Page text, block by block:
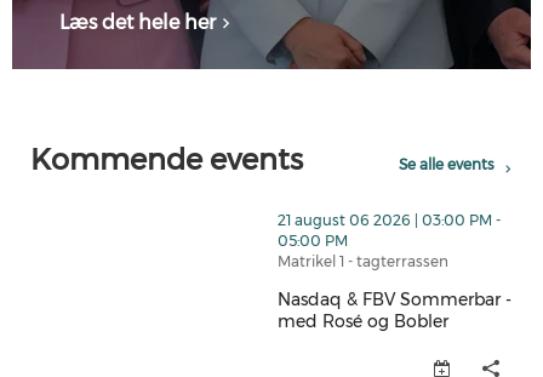
Læs det hele her
Kommende events Se alle events
thumbnails Nasdaq & FBV Sommerbar - med Rosé
21 august 06 2026 | 03:00 PM -
05:00 PM
Matrikel 1 - tagterrassen
Nasdaq & FBV Sommerbar -
med Rosé og Bobler